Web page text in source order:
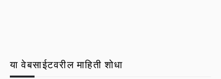
या वेबसाईटवरील माहिती शोधा